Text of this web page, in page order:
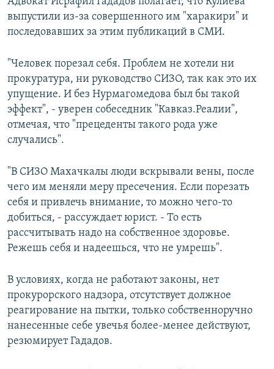
выпустили из-за совершенного им "харакири" и
последовавших за этим публикаций в СМИ.
"Человек порезал себя. Проблем не хотели ни
прокуратура, ни руководство СИЗО, так как это их
упущение. И без Нурмагомедова был бы такой
эффект", - уверен собеседник "Кавказ.Реалии",
отмечая, что "прецеденты такого рода уже
случались".
"В СИЗО Махачкалы люди вскрывали вены, после
чего им меняли меру пресечения. Если порезать
себя и привлечь внимание, то можно чего-то
добиться, - рассуждает юрист. - То есть
рассчитывать надо на собственное здоровье.
Режешь себя и надеешься, что не умрешь".
В условиях, когда не работают законы, нет
прокурорского надзора, отсутствует должное
реагирование на пытки, только собственноручно
нанесенные себе увечья более-менее действуют,
резюмирует Гададов.